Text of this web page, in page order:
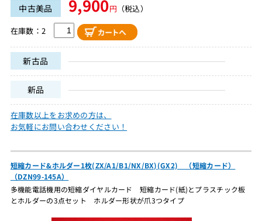
中古美品 9,900円 （税込）
在庫数：2
新古品
新品
在庫数以上をお求めの方は、
お気軽にお問い合わせください！
短縮カード&ホルダー1枚(ZX/A1/B1/NX/BX)(GX2) （短縮カード）
（DZN99-145A）
多機能電話機用の短縮ダイヤルカード 短縮カード(紙)とプラスチック板
とホルダーの3点セット ホルダー形状が爪3つタイプ